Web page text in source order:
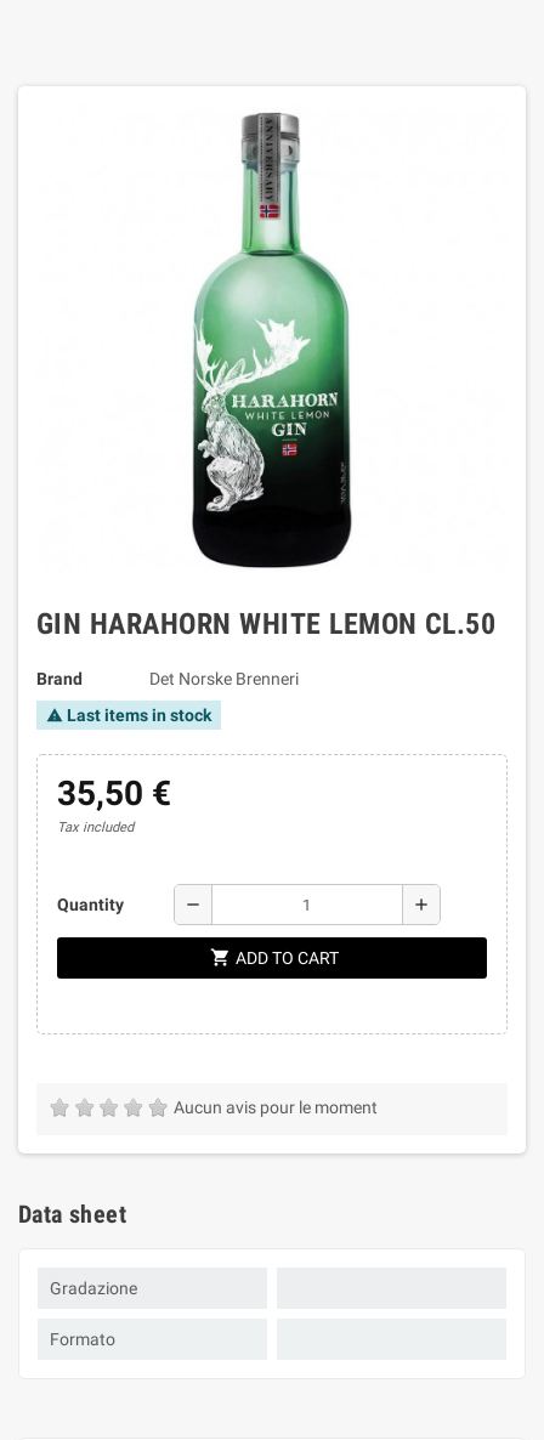
GIN HARAHORN WHITE LEMON CL.50
Brand Det Norske Brenneri
warning Last items in stock
35,50 €
Tax included
Quantity remove add
shopping_cart ADD TO CART
Aucun avis pour le moment
Data sheet
Gradazione
Formato